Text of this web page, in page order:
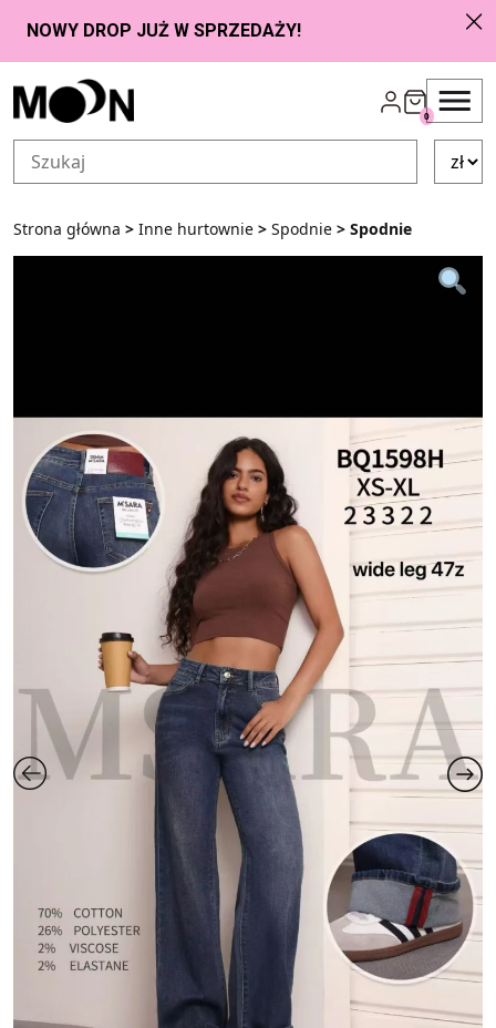
Przejdź do zawartości
0
Strona główna > Inne hurtownie > Spodnie > Spodnie